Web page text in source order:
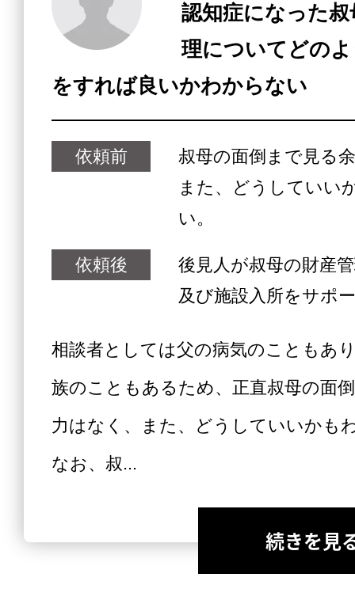
認知症になった
理についてどの
をすれば良いかわからない
依頼前
叔母の面倒まで見る
また、どうしていい
い。
依頼後
後見人が叔母の財産
及び施設入所をサポ
相談者としては父の病気のこともあ
族のこともあるため、正直叔母の面
力はなく、また、どうしていいかも
なお、叔...
続きを見